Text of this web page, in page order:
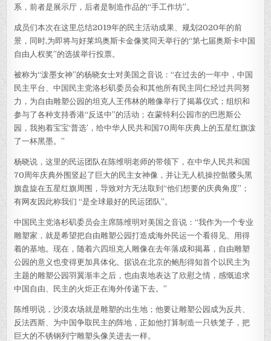
系，前者是展示厅，后者是制造作品的“手工作坊”。
成员们本次在这里总结2019年的民主活动成果、规划2020年的前
景，同时,为即将与好莱坞奥斯卡金像奖同天举行的“第七届奥斯卡中国
自由人权奖”的选拔举行投票。
被称为“泼墨女神”的杨晓女士对美国之音说：“在过去的一年中，中国
民主平台、中国民主党洛杉矶委员会和其他所有民主同仁经过共同努
力，为自由雕塑公园的坦克人王伟林的雕像举行了揭幕仪式；组织和
参与了各种支持香港“反送中”的活动；在蒙特利公园市的巴恩斯公
园，我抱着宝宝‘普选’，给中华人民共和国70周年庆典上的五星红旗泼
了一杯黑墨。”
杨晓说，这里的民运团队在陈维明老师的带领下，在中华人民共和国
70周年庆典外围竖起了巨大的民主女神像，并让无人机操控骷髅头黑
旗盘旋在五星红旗周围，导致对方无法取到“他们想要的庆典角度”；
有网友因此称我们 “是全球最好的民运团队”。
中国民主党洛杉矶委员会主席陈维明对美国之音说：“我作为一个专业
雕塑家，就是希望把自由雕塑公园打造成海外民运一个看得见、用得
着的基地。现在，随着六四坦克人雕像在去年落成和揭幕，自由雕塑
公园的意义也变得更加具体化。据说在北京的鲍彤得知首个以民主为
主题的雕塑公园羽翼渐丰之后，也由衷地表达了欣慰之情，感慨追求
中国自由、民主的火炬正在海外传递下去。”
陈维明说，沙漠农场就是雕塑的出生地；他要让雕塑公园成为反共、
反法西斯、为中国争取民主的阵地，正如他打算制造一只铁笼子，把
巨大的不锈钢列宁雕塑头像关进去一样。